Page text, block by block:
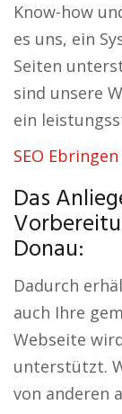
Know-how
es uns, ein
Seiten
sind unsere
ein
SEO
Das
Donau:
Dadurch
auch Ihre
Webseite
unterstützt.
von anderen